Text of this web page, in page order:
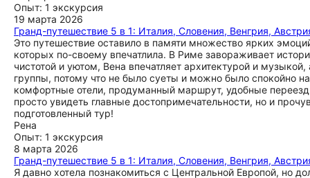
Опыт: 1 экскурсия
19 марта 2026
Гранд-путешествие 5 в 1: Италия, Словения, Венгрия,
Это путешествие оставило в памяти множество ярких
которых по-своему впечатлила. В Риме завораживает
чистотой и уютом, Вена впечатляет архитектурой и
группы, потому что не было суеты и можно было спокойно
комфортные отели, продуманный маршрут, удобные
просто увидеть главные достопримечательности, но и
подготовленный тур!
Рена
Опыт: 1 экскурсия
8 марта 2026
Гранд-путешествие 5 в 1: Италия, Словения, Венгрия,
Я давно хотела познакомиться с Центральной Европой, но